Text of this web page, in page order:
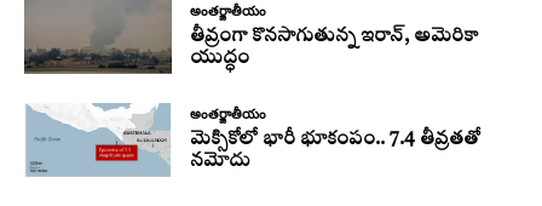
అంతర్జాతీయం
తీవ్రంగా కొనసాగుతున్న ఇరాన్‌, అమెరికా
యుద్ధం
అంతర్జాతీయం
మెక్సికోలో భారీ భూకంపం.. 7.4 తీవ్రతతో
నమోదు